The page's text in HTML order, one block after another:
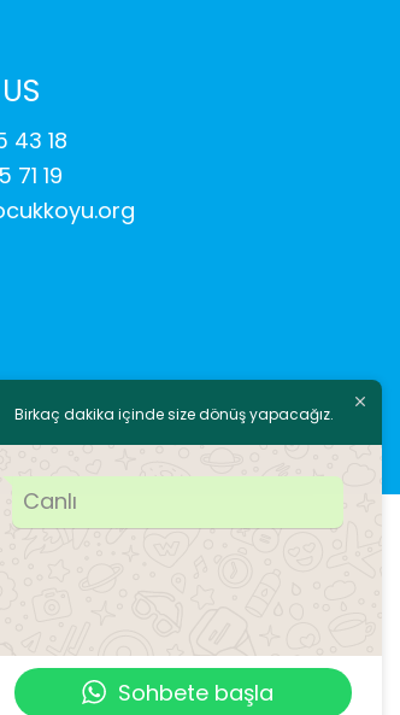
43 18
19
Birkaç dakika içinde size dönüş yapacağız.
Canlı
Sohbete başla